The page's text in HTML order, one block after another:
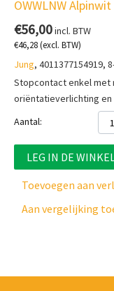
OWWLNW Alpinwit
€56,00incl. BTW
€46,28(excl. BTW)
Jung, 4011377154919,
Stopcontact enkel met
oriëntatieverlichting
Aantal:
LEG IN DE
Toevoegen aan
Aan vergelijking